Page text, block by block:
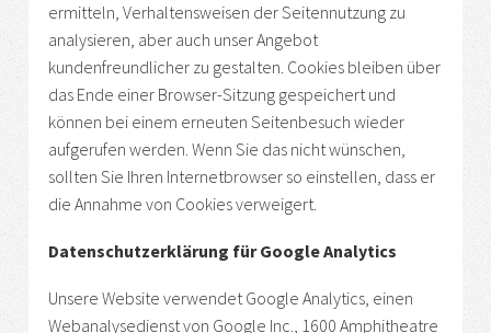
ermitteln, Verhaltensweisen der Seitennutzung zu
analysieren, aber auch unser Angebot
kundenfreundlicher zu gestalten. Cookies bleiben über
das Ende einer Browser-Sitzung gespeichert und
können bei einem erneuten Seitenbesuch wieder
aufgerufen werden. Wenn Sie das nicht wünschen,
sollten Sie Ihren Internetbrowser so einstellen, dass er
die Annahme von Cookies verweigert.
Datenschutzerklärung für Google Analytics
Unsere Website verwendet Google Analytics, einen
Webanalysedienst von Google Inc., 1600 Amphitheatre